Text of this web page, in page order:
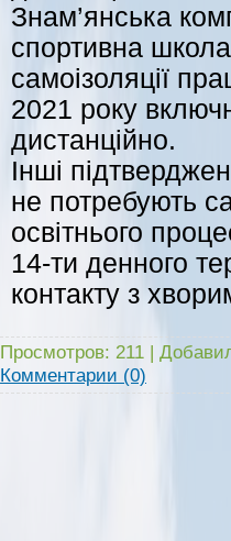
Знам’янська
спортивна
самоізоляції
2021 року
дистанційно.
Інші
не потребують
освітнього
14-ти денного
контакту з
Просмотров: 211 |
Комментарии (0)